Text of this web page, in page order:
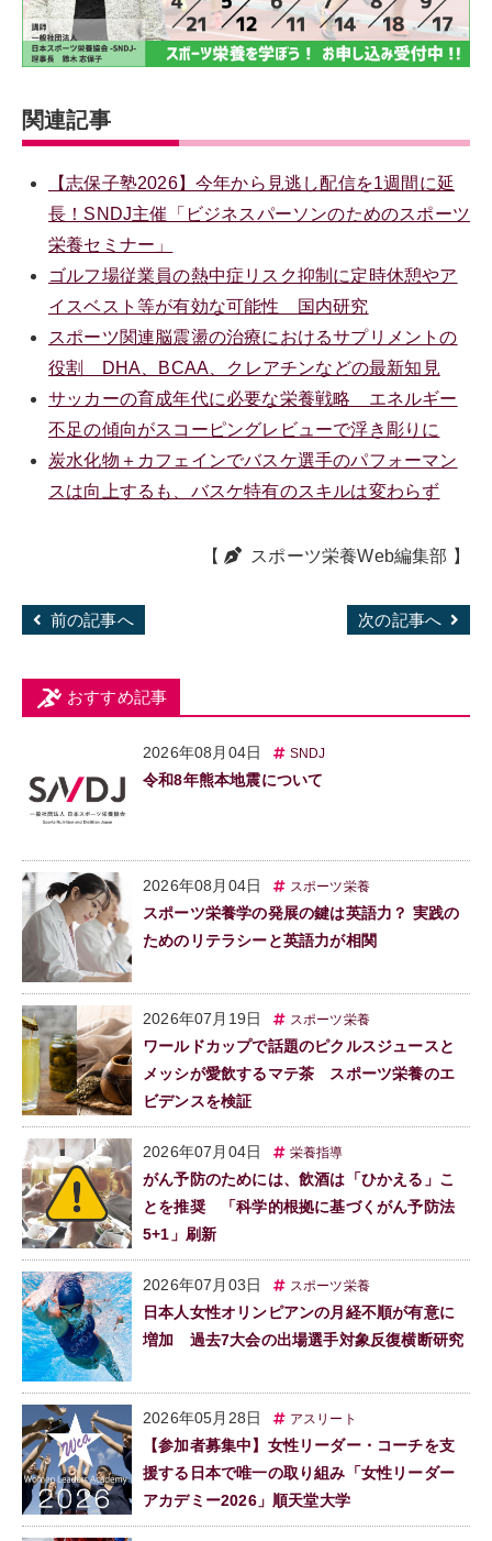
関連記事
【志保子塾2026】今年から見逃し配信を1週間に延
長！SNDJ主催「ビジネスパーソンのためのスポーツ
栄養セミナー」
ゴルフ場従業員の熱中症リスク抑制に定時休憩やア
イスベスト等が有効な可能性 国内研究
スポーツ関連脳震盪の治療におけるサプリメントの
役割 DHA、BCAA、クレアチンなどの最新知見
サッカーの育成年代に必要な栄養戦略 エネルギー
不足の傾向がスコーピングレビューで浮き彫りに
炭水化物＋カフェインでバスケ選手のパフォーマン
スは向上するも、バスケ特有のスキルは変わらず
【 スポーツ栄養Web編集部 】
前の記事へ 次の記事へ
おすすめ記事
2026年08月04日 SNDJ
令和8年熊本地震について
2026年08月04日 スポーツ栄養
スポーツ栄養学の発展の鍵は英語力？ 実践の
ためのリテラシーと英語力が相関
2026年07月19日 スポーツ栄養
ワールドカップで話題のピクルスジュースと
メッシが愛飲するマテ茶 スポーツ栄養のエ
ビデンスを検証
2026年07月04日 栄養指導
がん予防のためには、飲酒は「ひかえる」こ
とを推奨 「科学的根拠に基づくがん予防法
5+1」刷新
2026年07月03日 スポーツ栄養
日本人女性オリンピアンの月経不順が有意に
増加 過去7大会の出場選手対象反復横断研究
2026年05月28日 アスリート
【参加者募集中】女性リーダー・コーチを支
援する日本で唯一の取り組み「女性リーダー
アカデミー2026」順天堂大学